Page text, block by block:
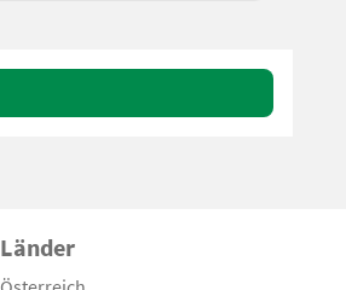
Länder